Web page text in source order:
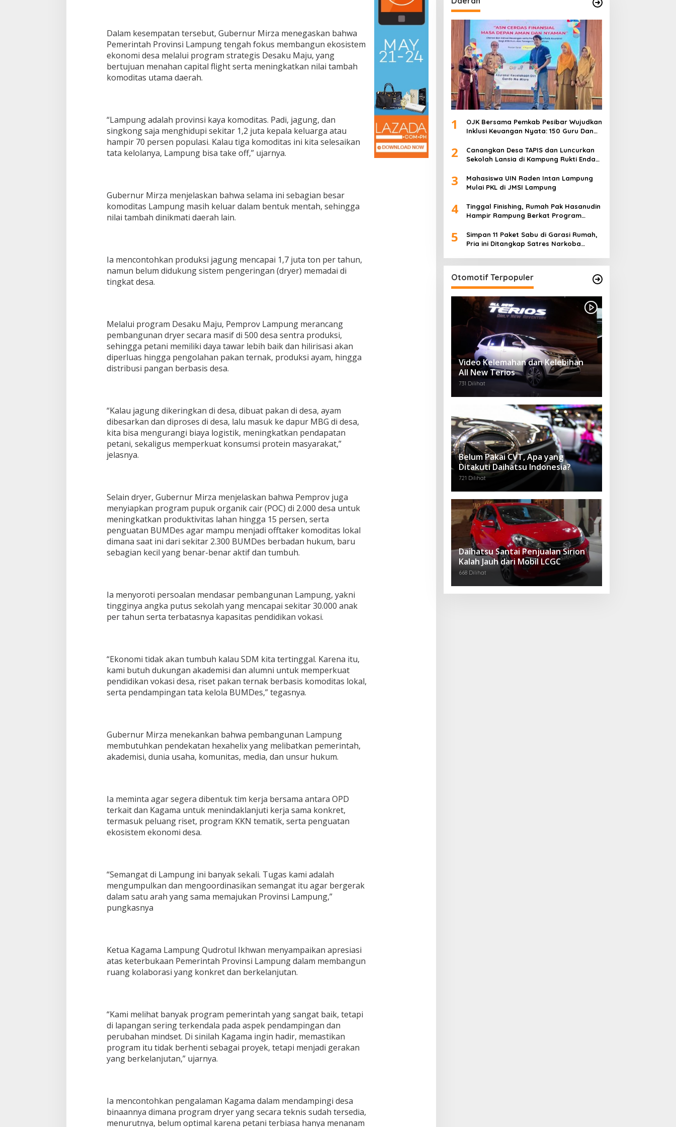
s
a
l
o
r
P
e
n
g
u
K
o
l
a
s
a
s
S
e
k
t
l
a
m
P
a
t
a
n
H
i
l
i
a
s
i
d
i
t
a
s
P
m
b
u
n
a
n
B
s
i
s
Dalam kesempatan tersebut, Gubernur Mirza menegaskan bahwa
Pemerintah Provinsi Lampung tengah fokus membangun ekosistem
ekonomi desa melalui program strategis Desaku Maju, yang
bertujuan menahan capital flight serta meningkatkan nilai tambah
komoditas utama daerah.
“Lampung adalah provinsi kaya komoditas. Padi, jagung, dan
singkong saja menghidupi sekitar 1,2 juta kepala keluarga atau
hampir 70 persen populasi. Kalau tiga komoditas ini kita selesaikan
tata kelolanya, Lampung bisa take off,” ujarnya.
Gubernur Mirza menjelaskan bahwa selama ini sebagian besar
komoditas Lampung masih keluar dalam bentuk mentah, sehingga
nilai tambah dinikmati daerah lain.
Ia mencontohkan produksi jagung mencapai 1,7 juta ton per tahun,
namun belum didukung sistem pengeringan (dryer) memadai di
tingkat desa.
Melalui program Desaku Maju, Pemprov Lampung merancang
pembangunan dryer secara masif di 500 desa sentra produksi,
sehingga petani memiliki daya tawar lebih baik dan hilirisasi akan
diperluas hingga pengolahan pakan ternak, produksi ayam, hingga
distribusi pangan berbasis desa.
“Kalau jagung dikeringkan di desa, dibuat pakan di desa, ayam
dibesarkan dan diproses di desa, lalu masuk ke dapur MBG di desa,
kita bisa mengurangi biaya logistik, meningkatkan pendapatan
petani, sekaligus memperkuat konsumsi protein masyarakat,”
jelasnya.
Selain dryer, Gubernur Mirza menjelaskan bahwa Pemprov juga
menyiapkan program pupuk organik cair (POC) di 2.000 desa untuk
meningkatkan produktivitas lahan hingga 15 persen, serta
penguatan BUMDes agar mampu menjadi offtaker komoditas lokal
dimana saat ini dari sekitar 2.300 BUMDes berbadan hukum, baru
sebagian kecil yang benar-benar aktif dan tumbuh.
Ia menyoroti persoalan mendasar pembangunan Lampung, yakni
tingginya angka putus sekolah yang mencapai sekitar 30.000 anak
per tahun serta terbatasnya kapasitas pendidikan vokasi.
“Ekonomi tidak akan tumbuh kalau SDM kita tertinggal. Karena itu,
kami butuh dukungan akademisi dan alumni untuk memperkuat
pendidikan vokasi desa, riset pakan ternak berbasis komoditas lokal,
serta pendampingan tata kelola BUMDes,” tegasnya.
Gubernur Mirza menekankan bahwa pembangunan Lampung
membutuhkan pendekatan hexahelix yang melibatkan pemerintah,
akademisi, dunia usaha, komunitas, media, dan unsur hukum.
Ia meminta agar segera dibentuk tim kerja bersama antara OPD
terkait dan Kagama untuk menindaklanjuti kerja sama konkret,
termasuk peluang riset, program KKN tematik, serta penguatan
ekosistem ekonomi desa.
“Semangat di Lampung ini banyak sekali. Tugas kami adalah
mengumpulkan dan mengoordinasikan semangat itu agar bergerak
dalam satu arah yang sama memajukan Provinsi Lampung,”
pungkasnya
Ketua Kagama Lampung Qudrotul Ikhwan menyampaikan apresiasi
atas keterbukaan Pemerintah Provinsi Lampung dalam membangun
ruang kolaborasi yang konkret dan berkelanjutan.
“Kami melihat banyak program pemerintah yang sangat baik, tetapi
di lapangan sering terkendala pada aspek pendampingan dan
perubahan mindset. Di sinilah Kagama ingin hadir, memastikan
program itu tidak berhenti sebagai proyek, tetapi menjadi gerakan
yang berkelanjutan,” ujarnya.
Ia mencontohkan pengalaman Kagama dalam mendampingi desa
binaannya dimana program dryer yang secara teknis sudah tersedia,
menurutnya, belum optimal karena petani terbiasa hanya menanam
1
OJK Bersama Pemkab Pesibar Wujudkan
Inklusi Keuangan Nyata: 150 Guru Dan
Jiwa
2
Canangkan Desa TAPIS dan Luncurkan
Sekolah Lansia di Kampung Rukti Endah,
Pembangunan SDM Dimulai dari Desa
3
Mahasiswa UIN Raden Intan Lampung
Mulai PKL di JMSI Lampung
4
Tinggal Finishing, Rumah Pak Hasanudin
Hampir Rampung Berkat Program
Desa)
5
Simpan 11 Paket Sabu di Garasi Rumah,
Pria ini Ditangkap Satres Narkoba
Otomotif Terpopuler
Video Kelemahan dan Kelebihan
All New Terios
731 Dilihat
Belum Pakai CVT, Apa yang
Ditakuti Daihatsu Indonesia?
721 Dilihat
Daihatsu Santai Penjualan Sirion
Kalah Jauh dari Mobil LCGC
668 Dilihat